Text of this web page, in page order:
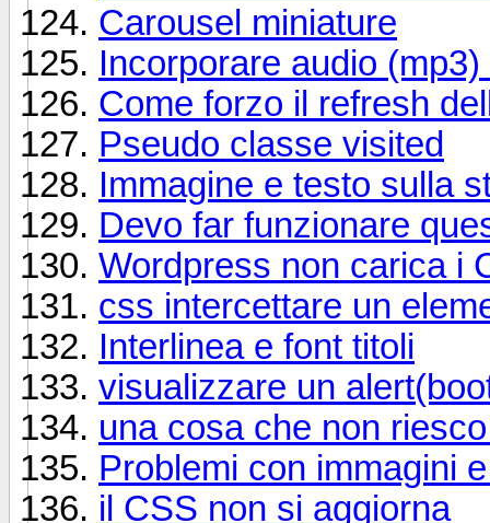
Carousel miniature
Incorporare audio
Come forzo il refresh
Pseudo classe visited
Immagine e testo sulla
Devo far funzionare
Wordpress non carica i
css intercettare un
Interlinea e font titoli
visualizzare un
una cosa che non
Problemi con immagini
il CSS non si aggiorna